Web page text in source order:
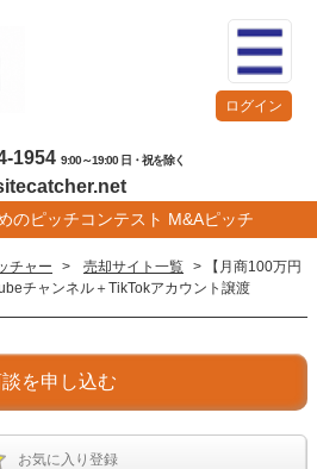
1954 9:00～19:00 日・祝を除く
のピッチコンテスト M&Aピッチ
ログイン
チャー > 売却サイト一覧 > 【月商100万円
チャンネル＋TikTokアカウント譲渡
を申し込む
お気に入り登録